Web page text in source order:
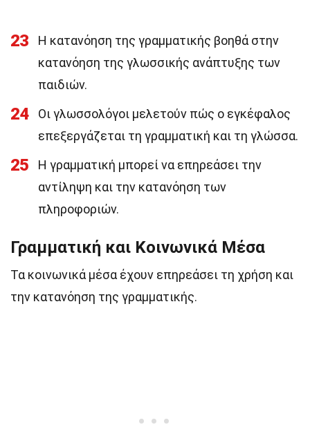
23
Η κατανόηση της γραμματικής βοηθά στην
κατανόηση της γλωσσικής ανάπτυξης των
παιδιών.
24
Οι γλωσσολόγοι μελετούν πώς ο εγκέφαλος
επεξεργάζεται τη γραμματική και τη γλώσσα.
25
Η γραμματική μπορεί να επηρεάσει την
αντίληψη και την κατανόηση των
πληροφοριών.
Γραμματική και Κοινωνικά Μέσα
Τα κοινωνικά μέσα έχουν επηρεάσει τη χρήση και
την κατανόηση της γραμματικής.